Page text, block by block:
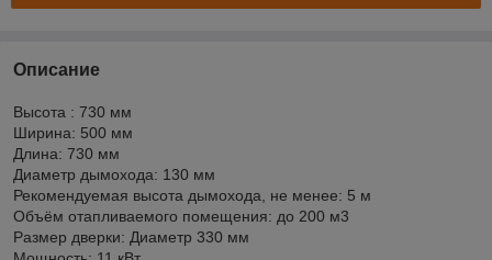
Описание
Высота : 730 мм
Ширина: 500 мм
Длина: 730 мм
Диаметр дымохода: 130 мм
Рекомендуемая высота дымохода, не менее: 5 м
Объём отапливаемого помещения: до 200 м3
Размер дверки: Диаметр 330 мм